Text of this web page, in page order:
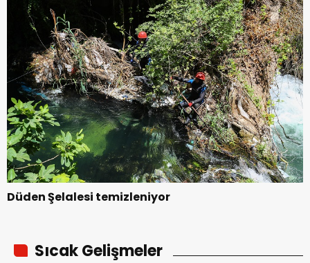
Düden Şelalesi temizleniyor
Sıcak Gelişmeler